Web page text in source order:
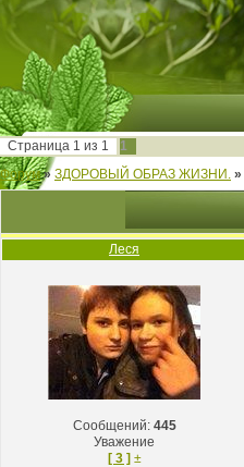
Страница 1 из 1
1
Форум » ЗДОРОВЫЙ ОБРАЗ ЖИЗНИ. »
Леся
Сообщений: 445
Уважение
[ 3 ] ±